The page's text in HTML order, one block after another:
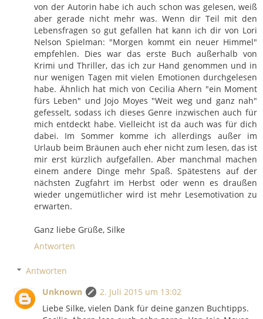
von der Autorin habe ich auch schon was gelesen, weiß
aber gerade nicht mehr was. Wenn dir Teil mit den
Lebensfragen so gut gefallen hat kann ich dir von Lori
Nelson Spielman: "Morgen kommt ein neuer Himmel"
empfehlen. Dies war das erste Buch außerhalb von
Krimi und Thriller, das ich zur Hand genommen und in
nur wenigen Tagen mit vielen Emotionen durchgelesen
habe. Ähnlich hat mich von Cecilia Ahern "ein Moment
fürs Leben" und Jojo Moyes "Weit weg und ganz nah"
gefesselt, sodass ich dieses Genre inzwischen auch für
mich entdeckt habe. Vielleicht ist da auch was für dich
dabei. Im Sommer komme ich allerdings außer im
Urlaub beim Bräunen auch eher nicht zum lesen, das ist
mir erst kürzlich aufgefallen. Aber manchmal machen
einem andere Dinge mehr Spaß. Spätestens auf der
nächsten Zugfahrt im Herbst oder wenn es draußen
wieder ungemütlicher wird ist mehr Lesemotivation zu
erwarten.
Ganz liebe Grüße, Silke
Antworten
Antworten
Unknown
2. Juli 2015 um 13:02
Liebe Silke, vielen Dank für deine ganzen Buchtipps.